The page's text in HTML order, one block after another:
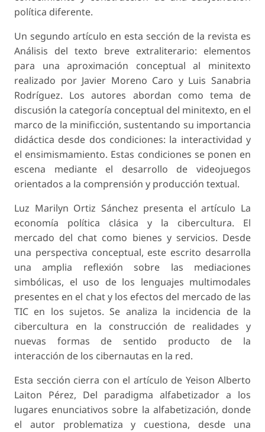
política diferente.
Un segundo artículo en esta sección de la revista es
Análisis del texto breve extraliterario: elementos
para una aproximación conceptual al minitexto
realizado por Javier Moreno Caro y Luis Sanabria
Rodríguez. Los autores abordan como tema de
discusión la categoría conceptual del minitexto, en el
marco de la minificción, sustentando su importancia
didáctica desde dos condiciones: la interactividad y
el ensimismamiento. Estas condiciones se ponen en
escena mediante el desarrollo de videojuegos
orientados a la comprensión y producción textual.
Luz Marilyn Ortiz Sánchez presenta el artículo La
economía política clásica y la cibercultura. El
mercado del chat como bienes y servicios. Desde
una perspectiva conceptual, este escrito desarrolla
una amplia reflexión sobre las mediaciones
simbólicas, el uso de los lenguajes multimodales
presentes en el chat y los efectos del mercado de las
TIC en los sujetos. Se analiza la incidencia de la
cibercultura en la construcción de realidades y
nuevas formas de sentido producto de la
interacción de los cibernautas en la red.
Esta sección cierra con el artículo de Yeison Alberto
Laiton Pérez, Del paradigma alfabetizador a los
lugares enunciativos sobre la alfabetización, donde
el autor problematiza y cuestiona, desde una